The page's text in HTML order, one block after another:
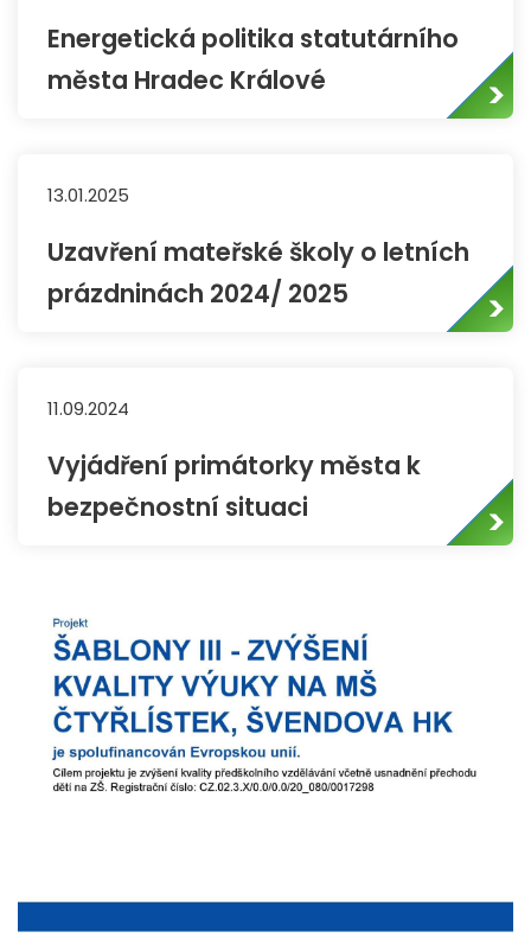
Energetická politika statutárního
města Hradec Králové
13.01.2025
Uzavření mateřské školy o letních
prázdninách 2024/ 2025
11.09.2024
Vyjádření primátorky města k
bezpečnostní situaci